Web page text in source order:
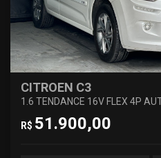
CITROEN C3
1.6 TENDANCE 16V FLEX 4P
R$ 51.900,00